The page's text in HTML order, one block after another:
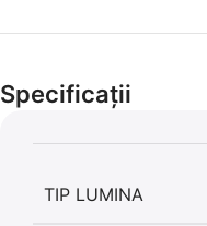
Cel mai mic preț!
56,86 LEI
Specificații
TIP LUMINA